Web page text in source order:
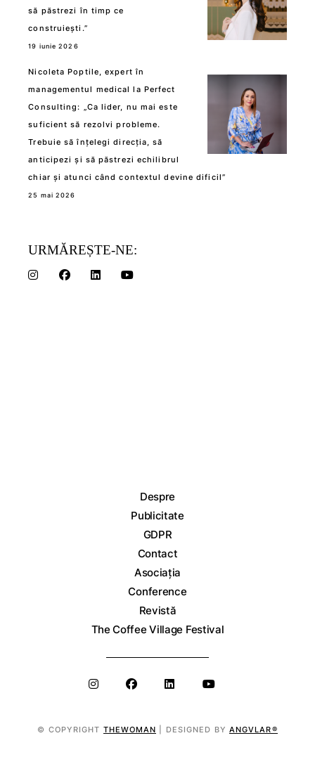
să păstrezi în timp ce
construiești.”
19 iunie 2026
Nicoleta Poptile, expert în
managementul medical la Perfect
Consulting: „Ca lider, nu mai este
suficient să rezolvi probleme.
Trebuie să înțelegi direcția, să
anticipezi și să păstrezi echilibrul
chiar și atunci când contextul devine dificil”
25 mai 2026
URMĂREȘTE-NE:
Despre
Publicitate
GDPR
Contact
Asociația
Conference
Revistă
The Coffee Village Festival
© COPYRIGHT THEWOMAN | DESIGNED BY ANGVLAR®